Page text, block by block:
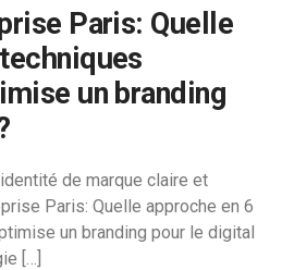
Paris: Quelle
un branding
de marque claire et
Paris: Quelle approche en 6
un branding pour le digital
[…]